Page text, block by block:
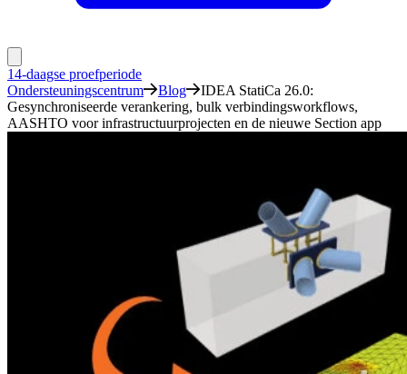
14-daagse proefperiode
Ondersteuningscentrum
Blog
IDEA StatiCa 26.0:
Gesynchroniseerde verankering, bulk verbindingsworkflows,
AASHTO voor infrastructuurprojecten en de nieuwe Section app